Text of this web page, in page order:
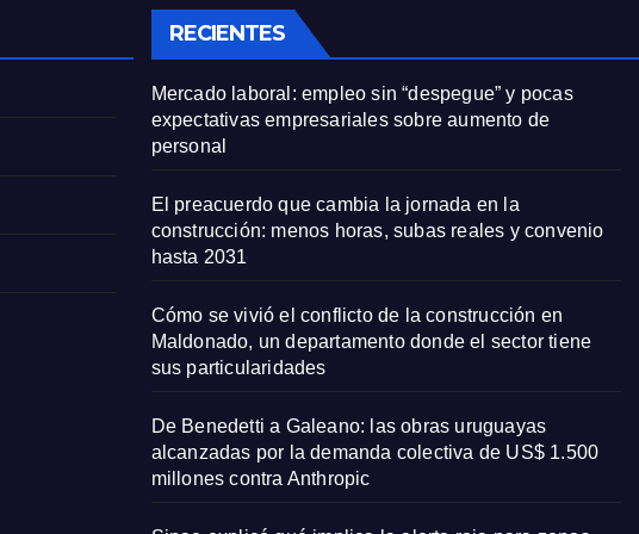
RECIENTES
Mercado laboral: empleo sin “despegue” y pocas
expectativas empresariales sobre aumento de
personal
El preacuerdo que cambia la jornada en la
construcción: menos horas, subas reales y convenio
hasta 2031
Cómo se vivió el conflicto de la construcción en
Maldonado, un departamento donde el sector tiene
sus particularidades
De Benedetti a Galeano: las obras uruguayas
alcanzadas por la demanda colectiva de US$ 1.500
millones contra Anthropic